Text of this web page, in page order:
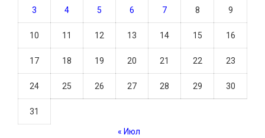
3 4 5 6 7 8 9
10 11 12 13 14 15 16
17 18 19 20 21 22 23
24 25 26 27 28 29 30
31
« Июл